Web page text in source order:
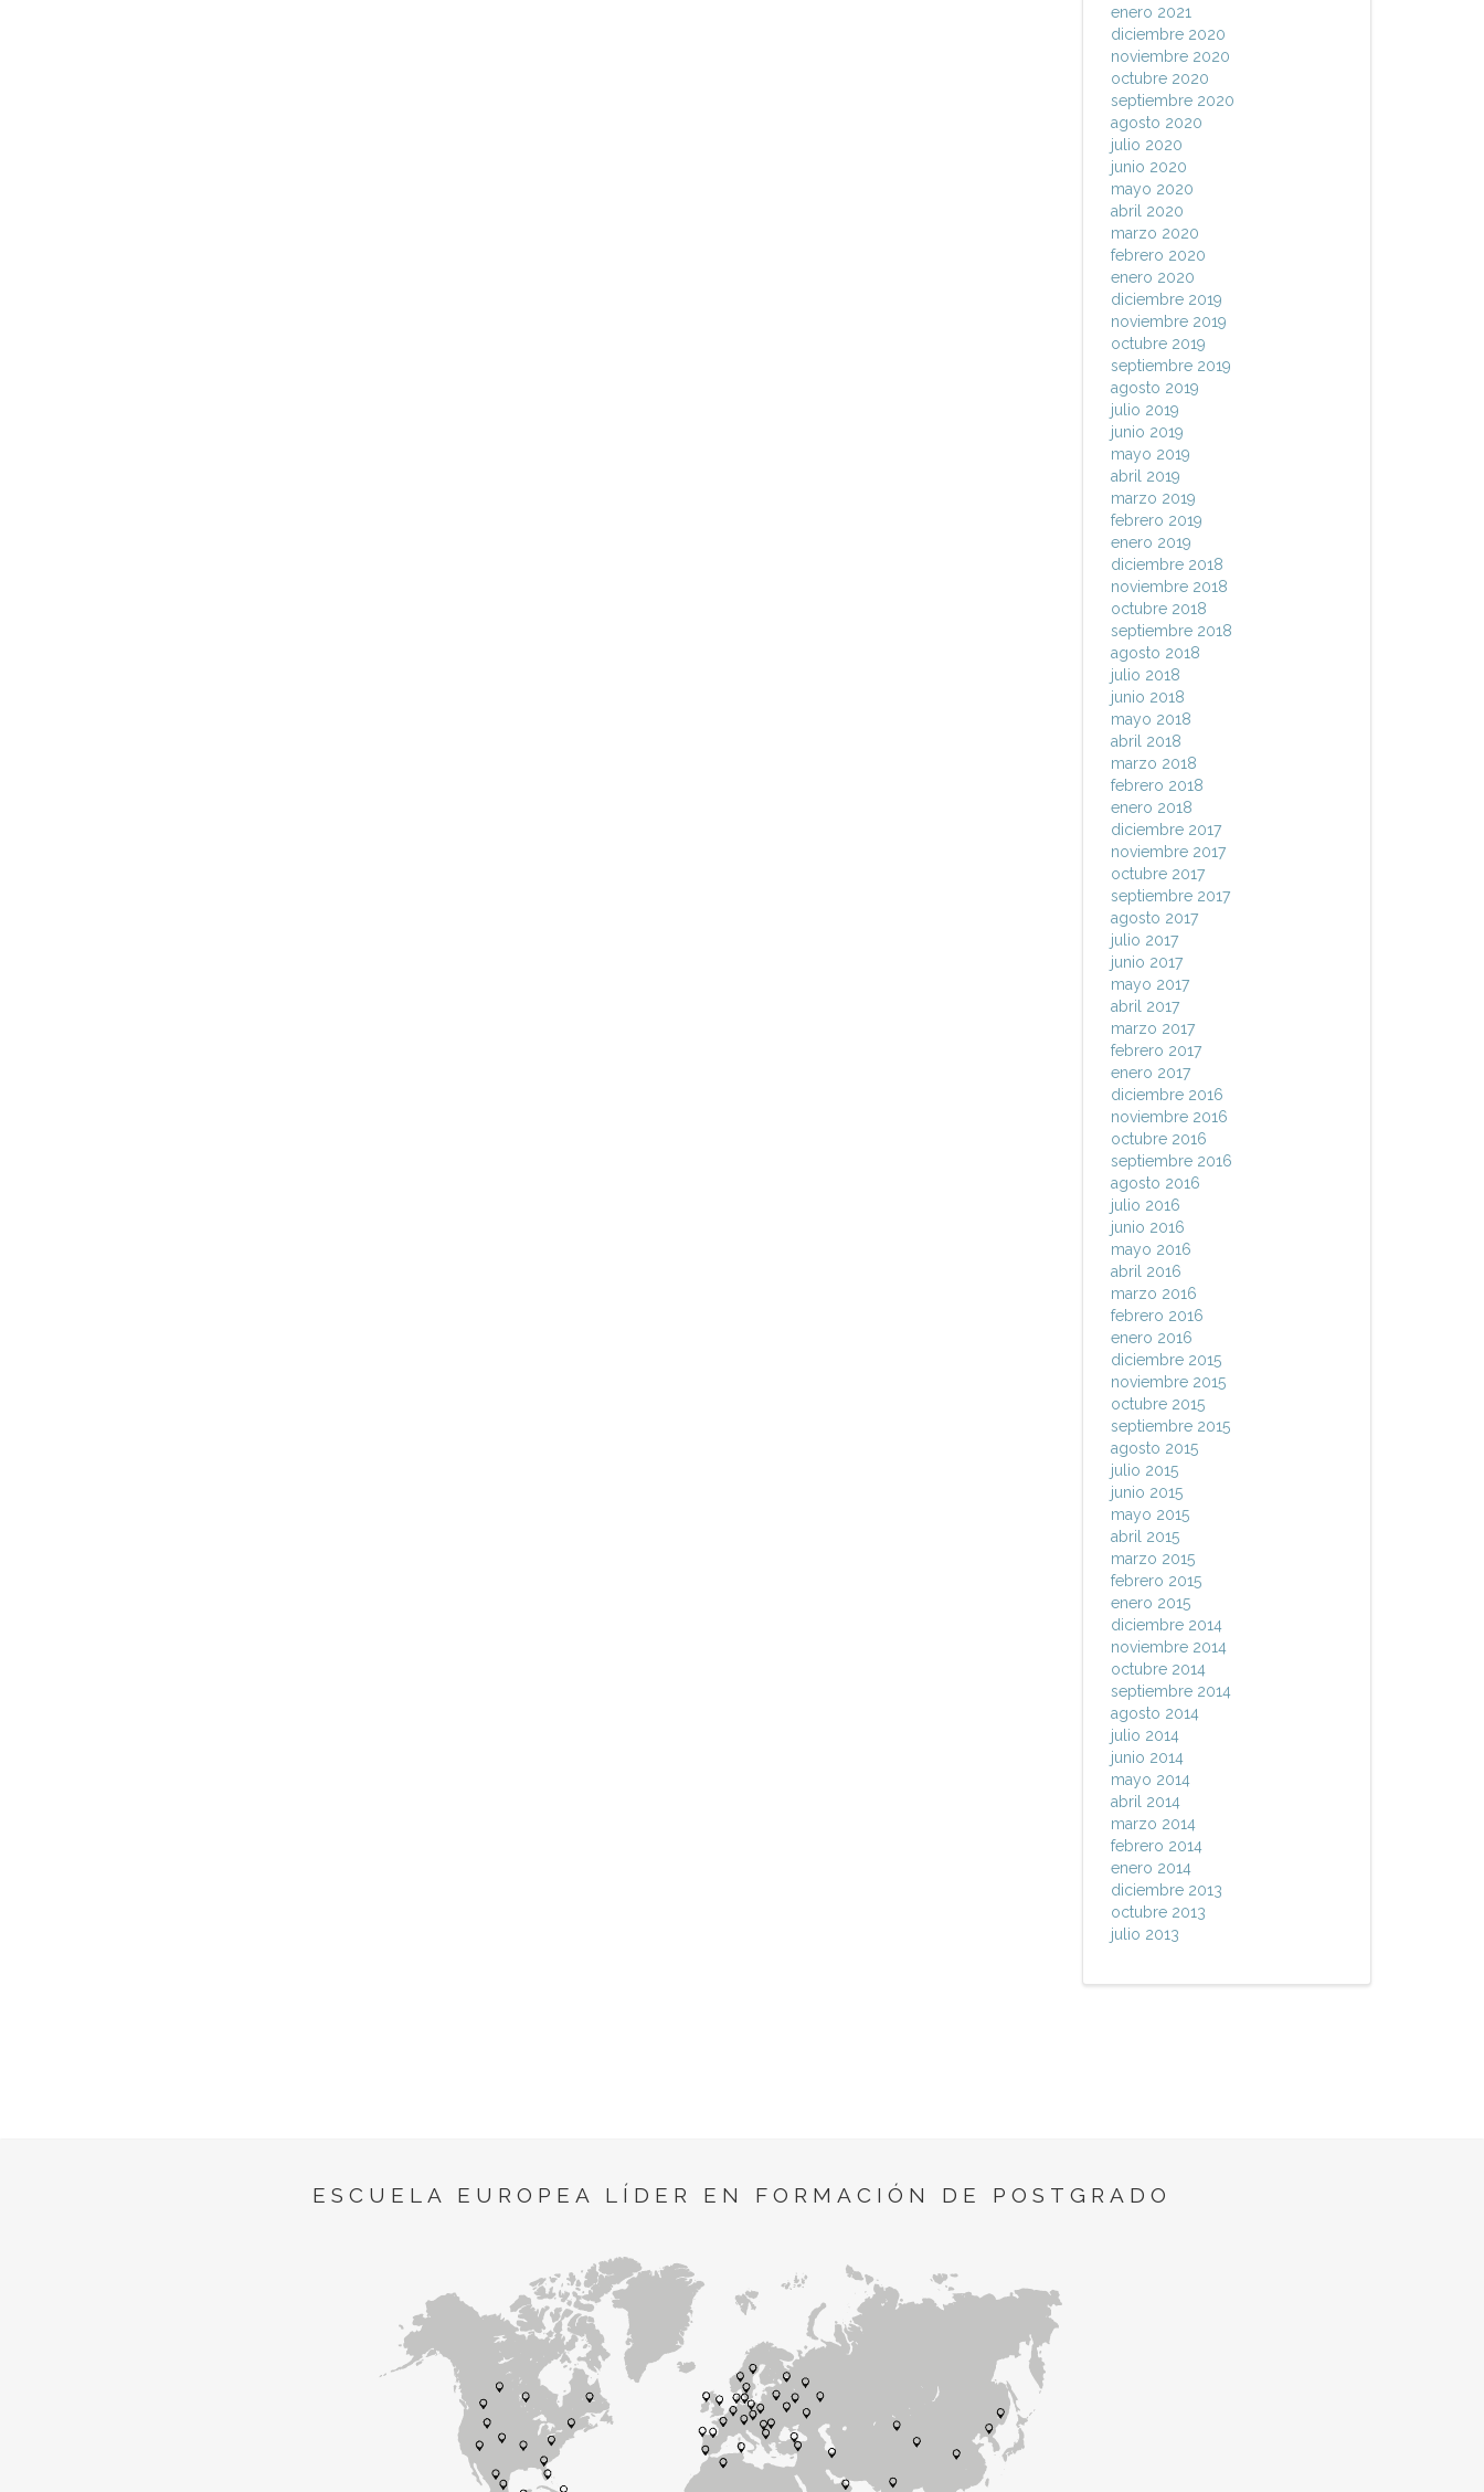
enero 2021
diciembre 2020
noviembre 2020
octubre 2020
septiembre 2020
agosto 2020
julio 2020
junio 2020
mayo 2020
abril 2020
marzo 2020
febrero 2020
enero 2020
diciembre 2019
noviembre 2019
octubre 2019
septiembre 2019
agosto 2019
julio 2019
junio 2019
mayo 2019
abril 2019
marzo 2019
febrero 2019
enero 2019
diciembre 2018
noviembre 2018
octubre 2018
septiembre 2018
agosto 2018
julio 2018
junio 2018
mayo 2018
abril 2018
marzo 2018
febrero 2018
enero 2018
diciembre 2017
noviembre 2017
octubre 2017
septiembre 2017
agosto 2017
julio 2017
junio 2017
mayo 2017
abril 2017
marzo 2017
febrero 2017
enero 2017
diciembre 2016
noviembre 2016
octubre 2016
septiembre 2016
agosto 2016
julio 2016
junio 2016
mayo 2016
abril 2016
marzo 2016
febrero 2016
enero 2016
diciembre 2015
noviembre 2015
octubre 2015
septiembre 2015
agosto 2015
julio 2015
junio 2015
mayo 2015
abril 2015
marzo 2015
febrero 2015
enero 2015
diciembre 2014
noviembre 2014
octubre 2014
septiembre 2014
agosto 2014
julio 2014
junio 2014
mayo 2014
abril 2014
marzo 2014
febrero 2014
enero 2014
diciembre 2013
octubre 2013
julio 2013
ESCUELA EUROPEA LÍDER EN FORMACIÓN DE POSTGRADO